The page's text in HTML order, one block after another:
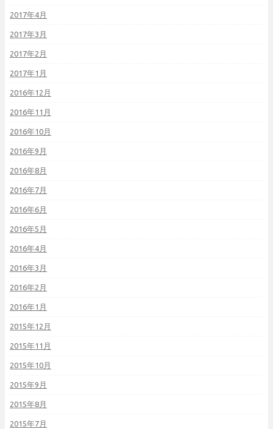
2017年4月
2017年3月
2017年2月
2017年1月
2016年12月
2016年11月
2016年10月
2016年9月
2016年8月
2016年7月
2016年6月
2016年5月
2016年4月
2016年3月
2016年2月
2016年1月
2015年12月
2015年11月
2015年10月
2015年9月
2015年8月
2015年7月